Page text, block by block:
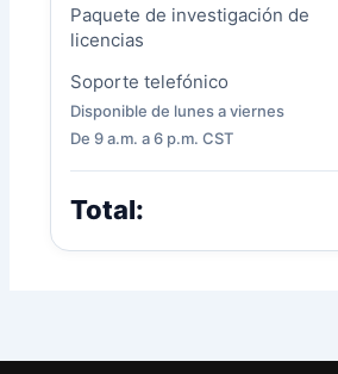
Paquete de investigación de
licencias
Soporte telefónico
Disponible de lunes a viernes
De 9 a.m. a 6 p.m. CST
Total: